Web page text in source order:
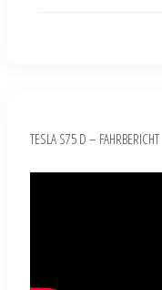
TESLA S75 D – FAHRBERICHT